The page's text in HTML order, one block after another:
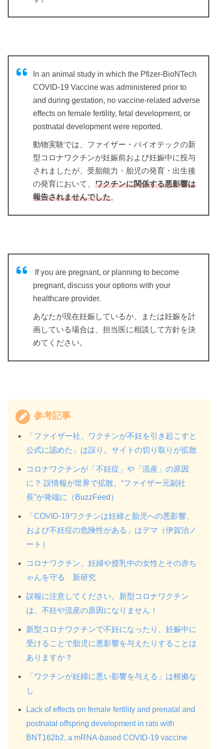
In an animal study in which the Pfizer-BioNTech
COVID-19 Vaccine was administered prior to
and during gestation, no vaccine-related adverse
effects on female fertility, fetal development, or
postnatal development were reported.
動物実験では、ファイザー・バイオテックの新
型コロナワクチンが妊娠前および妊娠中に投与
されましたが、受胎能力・胎児の発育・出生後
の発育において、 ワクチンに関係する悪影響は
報告されませんでした。
If you are pregnant, or planning to become
pregnant, discuss your options with your
healthcare provider.
あなたが現在妊娠しているか、または妊娠を計
画している場合は、担当医に相談して方針を決
めてください。
参考記事
「ファイザー社、ワクチンが不妊を引き起こすと
公式に認めた」は誤り。サイトの切り取りが拡散
コロナワクチンが「不妊症」や「流産」の原因
に？ 誤情報が世界で拡散。“ファイザー元副社
長”が発端に（BuzzFeed）
「COVID-19ワクチンは妊婦と胎児への悪影響、
および不妊症の危険性がある」はデマ（伊賀治ノ
ート）
コロナワクチン、妊婦や授乳中の女性とその赤ち
ゃんを守る 新研究
誤報に注意してください。新型コロナワクチン
は、不妊や流産の原因になりません！
新型コロナワクチンで不妊になったり、妊娠中に
受けることで胎児に悪影響を与えたりすることは
ありますか？
「ワクチンが妊婦に悪い影響を与える」は根拠な
し
Lack of effects on female fertility and prenatal and
postnatal offspring development in rats with
BNT162b2, a mRNA-based COVID-19 vaccine